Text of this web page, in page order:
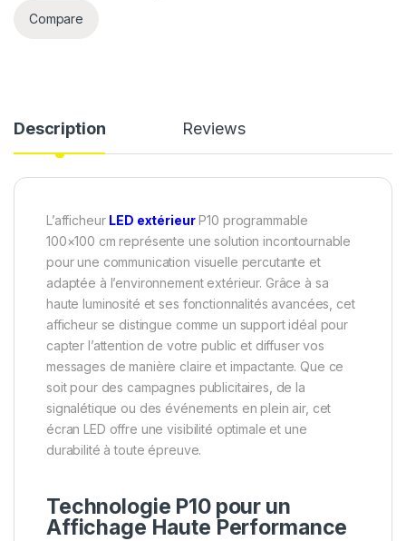
Compare
Description Reviews
L’afficheur LED extérieurP10 programmable
100×100 cm représente une solution incontournable
pour une communication visuelle percutante et
adaptée à l’environnement extérieur. Grâce à sa
haute luminosité et ses fonctionnalités avancées, cet
afficheur se distingue comme un support idéal pour
capter l’attention de votre public et diffuser vos
messages de manière claire et impactante. Que ce
soit pour des campagnes publicitaires, de la
signalétique ou des événements en plein air, cet
écran LED offre une visibilité optimale et une
durabilité à toute épreuve.
Technologie P10 pour un
Affichage Haute Performance